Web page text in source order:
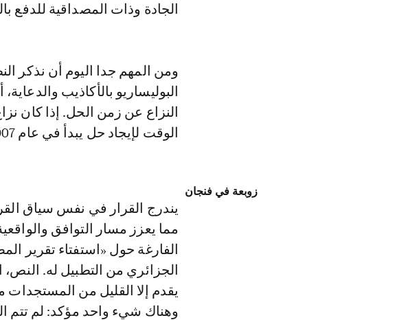
الجادة وذات المصداقية
ومن المهم جدا اليوم أن نذكر
البوليساريو بالأكاذيب
الوقت لإيجاد حل يبدأ في عام 2007.
زوبعة في فنجان
مما يعزز مسار التوافق
الفارغة حول «استفتاء تقرير
وهناك شيء واحد مؤكد: لم تتم